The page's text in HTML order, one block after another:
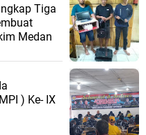
Tiga
Medan
) Ke- IX